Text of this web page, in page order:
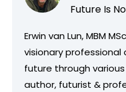
Future Is
Erwin van Lun, MBM
visionary
future through
author, futurist &